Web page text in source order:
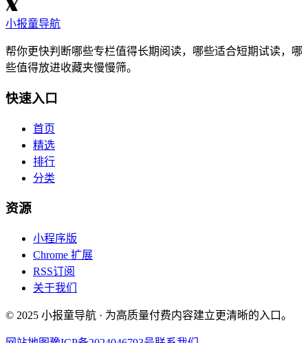
小报童导航
帮你更快判断哪些专栏值得长期阅读，哪些适合短期试读，哪
些值得放进收藏夹慢慢筛。
快速入口
首页
精选
排行
分类
资源
小程序版
Chrome 扩展
RSS订阅
关于我们
© 2025 小报童导航 · 为高质量付费内容建立更清晰的入口。